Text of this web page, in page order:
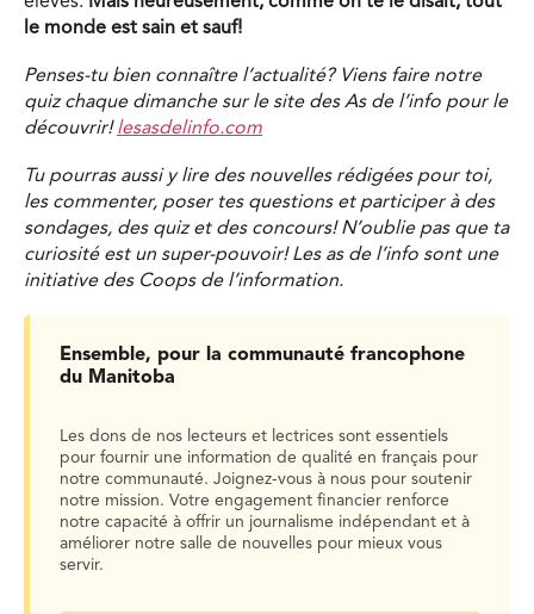
le monde est sain et sauf!
Penses-tu bien connaître l’actualité? Viens faire notre
quiz chaque dimanche sur le site des As de l’info pour le
découvrir!lesasdelinfo.com
Tu pourras aussi y lire des nouvelles rédigées pour toi,
les commenter, poser tes questions et participer à des
sondages, des quiz et des concours! N’oublie pas que ta
curiosité est un super-pouvoir! Les as de l’info sont une
initiative des Coops de l’information.
Ensemble, pour la communauté francophone
du Manitoba
Les dons de nos lecteurs et lectrices sont essentiels
pour fournir une information de qualité en français pour
notre communauté. Joignez-vous à nous pour soutenir
notre mission. Votre engagement financier renforce
notre capacité à offrir un journalisme indépendant et à
améliorer notre salle de nouvelles pour mieux vous
servir.